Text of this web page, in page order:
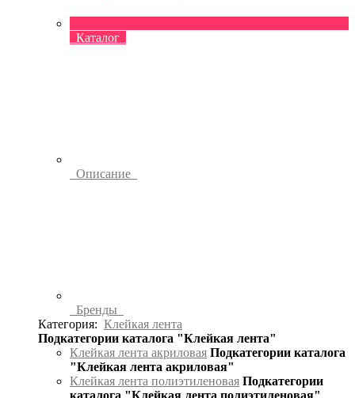
Каталог
Описание
Бренды
Категория: Клейкая лента
Подкатегории каталога "Клейкая лента"
Клейкая лента акриловая Подкатегории каталога
"Клейкая лента акриловая"
Клейкая лента полиэтиленовая Подкатегории
каталога "Клейкая лента полиэтиленовая"